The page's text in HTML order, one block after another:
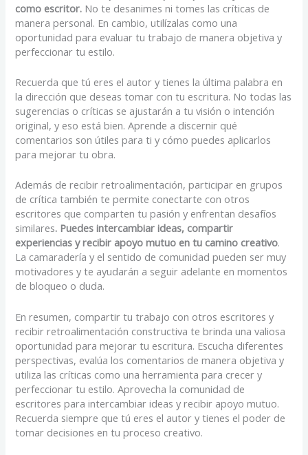
como escritor. No te desanimes ni tomes las críticas de
manera personal. En cambio, utilízalas como una
oportunidad para evaluar tu trabajo de manera objetiva y
perfeccionar tu estilo.
Recuerda que tú eres el autor y tienes la última palabra en
la dirección que deseas tomar con tu escritura. No todas las
sugerencias o críticas se ajustarán a tu visión o intención
original, y eso está bien. Aprende a discernir qué
comentarios son útiles para ti y cómo puedes aplicarlos
para mejorar tu obra.
Además de recibir retroalimentación, participar en grupos
de crítica también te permite conectarte con otros
escritores que comparten tu pasión y enfrentan desafíos
similares. Puedes intercambiar ideas, compartir
experiencias y recibir apoyo mutuo en tu camino creativo.
La camaradería y el sentido de comunidad pueden ser muy
motivadores y te ayudarán a seguir adelante en momentos
de bloqueo o duda.
En resumen, compartir tu trabajo con otros escritores y
recibir retroalimentación constructiva te brinda una valiosa
oportunidad para mejorar tu escritura. Escucha diferentes
perspectivas, evalúa los comentarios de manera objetiva y
utiliza las críticas como una herramienta para crecer y
perfeccionar tu estilo. Aprovecha la comunidad de
escritores para intercambiar ideas y recibir apoyo mutuo.
Recuerda siempre que tú eres el autor y tienes el poder de
tomar decisiones en tu proceso creativo.